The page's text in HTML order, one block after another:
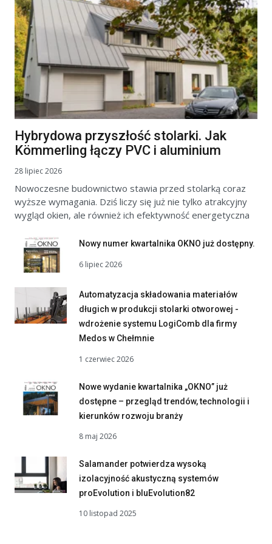
Hybrydowa przyszłość stolarki. Jak
Kömmerling łączy PVC i aluminium
28 lipiec 2026
Nowoczesne budownictwo stawia przed stolarką coraz
wyższe wymagania. Dziś liczy się już nie tylko atrakcyjny
wygląd okien, ale również ich efektywność energetyczna
Nowy numer kwartalnika OKNO już dostępny.
6 lipiec 2026
Automatyzacja składowania materiałów
długich w produkcji stolarki otworowej -
wdrożenie systemu LogiComb dla firmy
Medos w Chełmnie
1 czerwiec 2026
Nowe wydanie kwartalnika „OKNO” już
dostępne – przegląd trendów, technologii i
kierunków rozwoju branży
8 maj 2026
Salamander potwierdza wysoką
izolacyjność akustyczną systemów
proEvolution i bluEvolution82
10 listopad 2025